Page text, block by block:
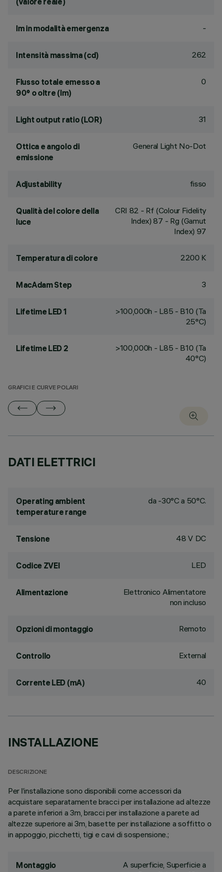
lm in modalità emergenza -
Intensità massima (cd) 262
Flusso totale emesso a
90° o oltre (lm)
0
Light output ratio (LOR) 31
Ottica e angolo di
emissione
General Light No-Dot
Adjustability fisso
Qualità del colore della
luce
CRI 82 - Rf (Colour Fidelity
Index) 87 - Rg (Gamut
Index) 97
Temperatura di colore 2200 K
MacAdam Step 3
Lifetime LED 1
>100,000h - L85 - B10 (Ta
25°C)
Lifetime LED 2
>100,000h - L85 - B10 (Ta
40°C)
GRAFICI E CURVE POLARI
DATI ELETTRICI
Operating ambient
temperature range
da -30°C a 50°C.
Tensione 48 V DC
Codice ZVEI LED
Alimentazione
Elettronico Alimentatore
non incluso
Opzioni di montaggio Remoto
Controllo External
Corrente LED (mA) 40
INSTALLAZIONE
DESCRIZIONE
Per l’installazione sono disponibili come accessori da
acquistare separatamente bracci per installazione ad altezze
a parete inferiori a 3m, bracci per installazione a parete ad
altezze superiore ai 3m, basette per installazione a soffitto o
in appoggio, picchetti, tigi e cavi di sospensione.;
Montaggio
A superficie, Superficie a